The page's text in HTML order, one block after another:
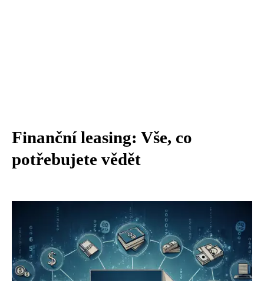
Finanční leasing: Vše, co
potřebujete vědět